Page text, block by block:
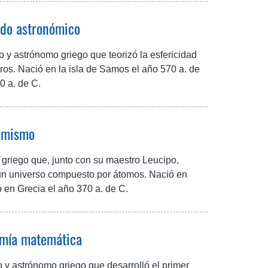
astronómico
y astrónomo griego que teorizó la esfericidad
Nació en la isla de Samos el año 570 a. de
a. de C.
que, junto con su maestro Leucipo,
universo compuesto por átomos. Nació en
Grecia el año 370 a. de C.
matemática
astrónomo griego que desarrolló el primer